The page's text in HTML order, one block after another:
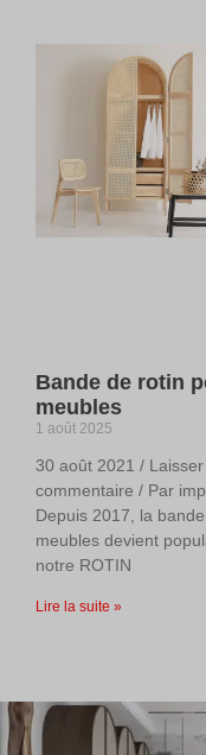
Bande de rotin
meubles
1 août 2025
30 août 2021 / Laisser
commentaire / Par
Depuis 2017, la
meubles devient
notre ROTIN
Lire la suite »